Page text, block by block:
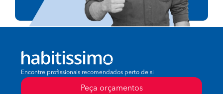
Encontre profissionais recomendados perto de si
Peça orçamentos